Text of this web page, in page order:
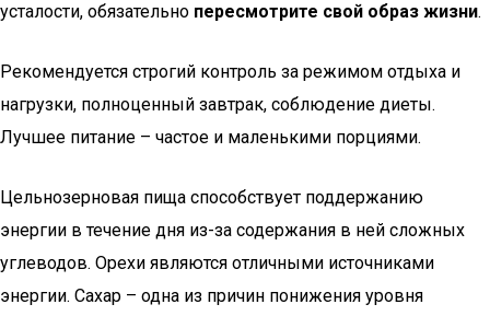
усталости, обязательно пересмотрите свой образ жизни.
Рекомендуется строгий контроль за режимом отдыха и
нагрузки, полноценный завтрак, соблюдение диеты.
Лучшее питание – частое и маленькими порциями.
Цельнозерновая пища способствует поддержанию
энергии в течение дня из-за содержания в ней сложных
углеводов. Орехи являются отличными источниками
энергии. Сахар – одна из причин понижения уровня